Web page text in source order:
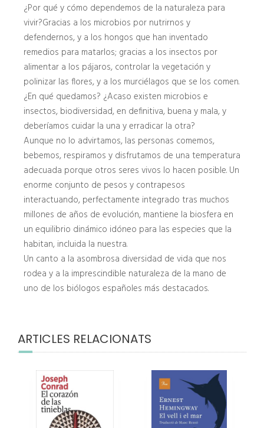
¿Por qué y cómo dependemos de la naturaleza para
vivir?Gracias a los microbios por nutrirnos y
defendernos, y a los hongos que han inventado
remedios para matarlos; gracias a los insectos por
alimentar a los pájaros, controlar la vegetación y
polinizar las flores, y a los murciélagos que se los comen.
¿En qué quedamos? ¿Acaso existen microbios e
insectos, biodiversidad, en definitiva, buena y mala, y
deberíamos cuidar la una y erradicar la otra?
Aunque no lo advirtamos, las personas comemos,
bebemos, respiramos y disfrutamos de una temperatura
adecuada porque otros seres vivos lo hacen posible. Un
enorme conjunto de pesos y contrapesos
interactuando, perfectamente integrado tras muchos
millones de años de evolución, mantiene la biosfera en
un equilibrio dinámico idóneo para las especies que la
habitan, incluida la nuestra.
Un canto a la asombrosa diversidad de vida que nos
rodea y a la imprescindible naturaleza de la mano de
uno de los biólogos españoles más destacados.
ARTICLES RELACIONATS